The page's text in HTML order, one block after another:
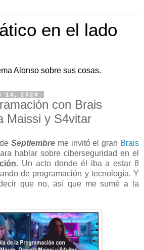
en el lado
Alonso sobre sus cosas.
14, 2024
con Brais
Maissi y S4vitar
deSeptiembre me invitó el gran Brais
hablar sobre ciberseguridad en el
. Un acto donde él iba a estar 8
de programación y tecnología. Y
que no, así que me sumé a la